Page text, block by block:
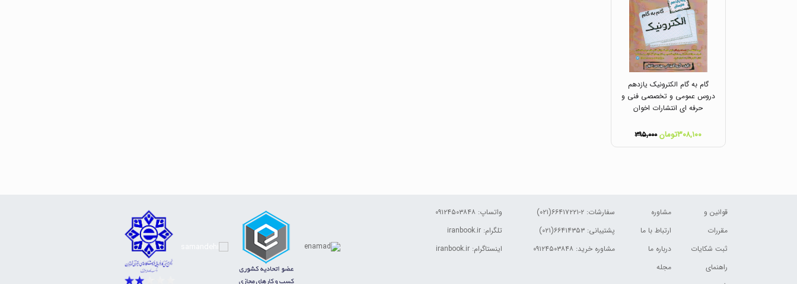
گام به گام الکترونیک یازدهم
دروس عمومی و تخصصی فنی و
حرفه ای انتشارات اخوان
۳۰۸,۱۰۰تومان ۳۹۵,۰۰۰
قوانین و
مقررات
ثبت شکایات
راهنمای
مشاوره
ارتباط با ما
درباره ما
مجله
سفارشات: ۲-۶۶۴۱۷۲۲۱(۰۲۱)
پشتیبانی: ۶۶۴۱۴۳۵۳(۰۲۱)
مشاوره خرید: ۰۹۱۲۴۵۰۳۸۴۸
واتساپ: ۰۹۱۲۴۵۰۳۸۴۸
تلگرام: iranbook.ir
اینستاگرام: iranbook.ir